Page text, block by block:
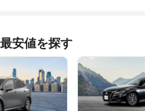
安値を探す